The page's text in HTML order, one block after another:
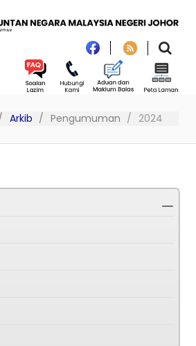
Arkib Pengumuman 2024